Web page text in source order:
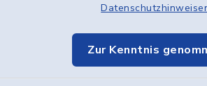
Zur Kenntnis
Elektronische